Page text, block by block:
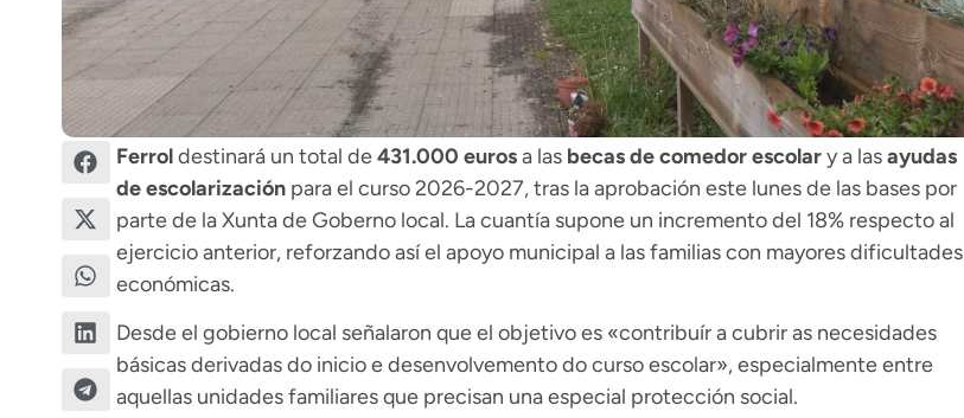
Ferroldestinará un total de431.000 eurosa las becas de comedor escolary a lasayudas
de escolarizaciónpara el curso 2026-2027, tras la aprobación este lunes de las bases por
parte de la Xunta de Goberno local. La cuantía supone un incremento del 18% respecto al
ejercicio anterior, reforzando así el apoyo municipal a las familias con mayores dificultades
económicas.
Desde el gobierno local señalaron que el objetivo es «contribuír a cubrir as necesidades
básicas derivadas do inicio e desenvolvemento do curso escolar», especialmente entre
aquellas unidades familiares que precisan una especial protección social.